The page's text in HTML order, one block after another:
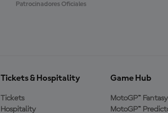
Patrocinadores Oficiales
Tickets & Hospitality
Tickets
Hospitality
Game Hub
MotoGP™ Fantasy
MotoGP™